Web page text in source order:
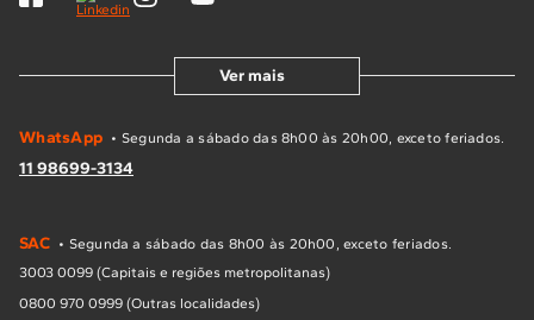
Ver mais
WhatsApp • Segunda a sábado das 8h00 às 20h00, exceto feriados.
11 98699-3134
SAC • Segunda a sábado das 8h00 às 20h00, exceto feriados.
3003 0099 (Capitais e regiões metropolitanas)
0800 970 0999 (Outras localidades)